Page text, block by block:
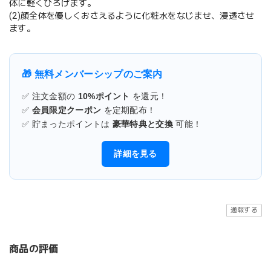
体に軽くひろげます。
(2)顔全体を優しくおさえるように化粧水をなじませ、浸透させ
ます。
🎁 無料メンバーシップのご案内
✅ 注文金額の 10%ポイント を還元！
✅ 会員限定クーポン を定期配布！
✅ 貯まったポイントは 豪華特典と交換 可能！
詳細を見る
通報する
商品の評価